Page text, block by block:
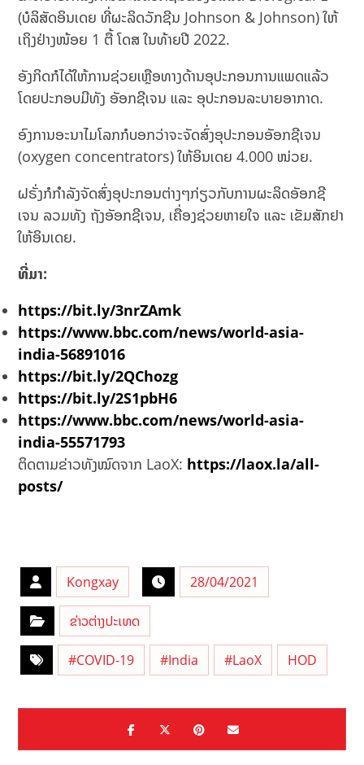
(ບໍລິສັດອິນເດຍ ທີ່ຜະລິດວັກຊີນ Johnson & Johnson) ໃຫ້
ເຖິງຢ່າງໜ້ອຍ 1 ຕື້ ໂດສ ໃນທ້າຍປີ 2022.
ອັງກິດກໍໄດ້ໃຫ້ການຊ່ວຍເຫຼືອທາງດ້ານອຸປະກອນການແພດແລ້ວ
ໂດຍປະກອບມີທັງ ອັອກຊີເຈນ ແລະ ອຸປະກອນລະບາຍອາກາດ.
ອົງການອະນາໄມໂລກກໍບອກວ່າຈະຈັດສົ່ງອຸປະກອນອັອກຊີເຈນ
(oxygen concentrators) ໃຫ້ອິນເດຍ 4.000 ໜ່ວຍ.
ຝຣັ່ງກໍກຳລັງຈັດສົ່ງອຸປະກອນຕ່າງໆກ່ຽວກັບການຜະລິດອັອກຊີ
ເຈນ ລວມທັງ ຖັງອັອກຊີເຈນ, ເຄື່ອງຊ່ວຍຫາຍໃຈ ແລະ ເຂັມສັກຢາ
ໃຫ້ອິນເດຍ.
ທີ່ມາ:
https://bit.ly/3nrZAmk
https://www.bbc.com/news/world-asia-
india-56891016
https://bit.ly/2QChozg
https://bit.ly/2S1pbH6
https://www.bbc.com/news/world-asia-
india-55571793
ຕິດຕາມຂ່າວທັງໝົດຈາກ LaoX: https://laox.la/all-
posts/
Kongxay 28/04/2021
ຂ່າວຕ່າງປະເທດ
#COVID-19 #India #LaoX HOD